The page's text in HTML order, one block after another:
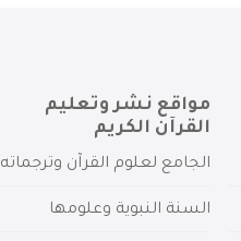
مواقع نشر وتعليم
القرآن الكريم
الجامع لعلوم القرآن وترجماته
السنة النبوية وعلومها